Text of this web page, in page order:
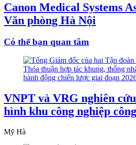
Canon Medical Systems
Văn phòng Hà Nội
Có thể bạn quan tâm
VNPT và VRG nghiên
hình khu công nghiệp
Mỹ Hà